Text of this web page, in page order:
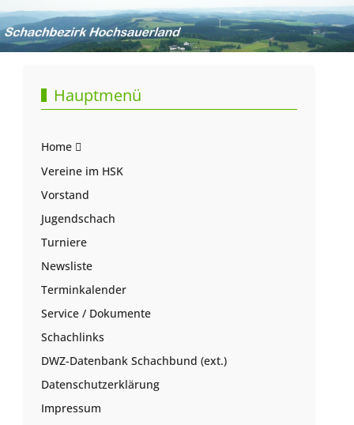
Hauptmenü
Home
Vereine im HSK
Vorstand
Jugendschach
Turniere
Newsliste
Terminkalender
Service / Dokumente
Schachlinks
DWZ-Datenbank Schachbund (ext.)
Datenschutzerklärung
Impressum